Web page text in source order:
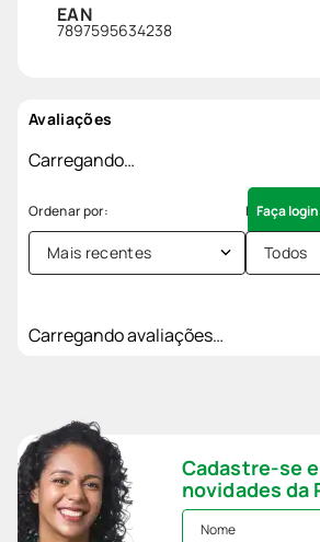
EAN
7897595634238
Avaliações
Carregando…
Faça
Mais recentes Todos
Carregando avaliações…
Cadastre-se
novidades da